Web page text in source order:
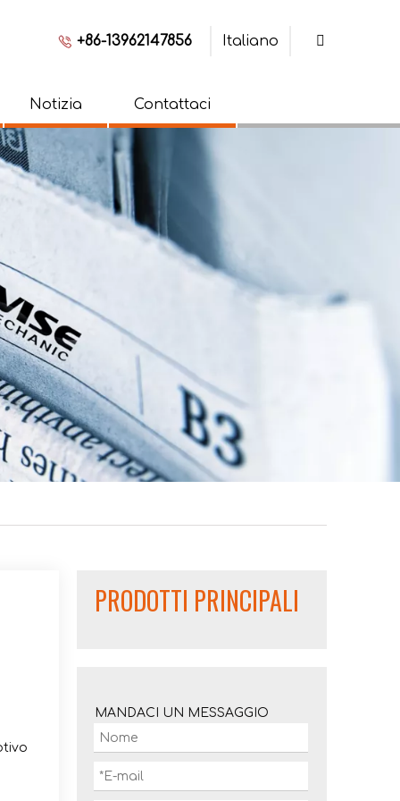
+86-13962147856 Italiano
Notizia Contattaci
PRODOTTI PRINCIPALI
MANDACI UN MESSAGGIO